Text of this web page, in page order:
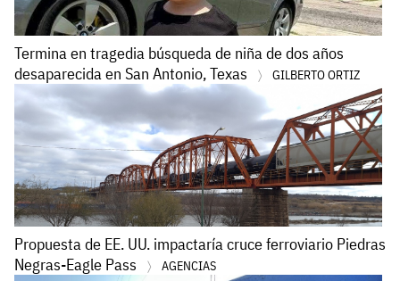
Termina en tragedia búsqueda de niña de dos años
desaparecida en San Antonio, Texas
GILBERTO ORTIZ
Propuesta de EE. UU. impactaría cruce ferroviario Piedras
Negras-Eagle Pass
AGENCIAS